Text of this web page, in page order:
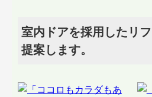
室内ドアを採用したリ
提案します。